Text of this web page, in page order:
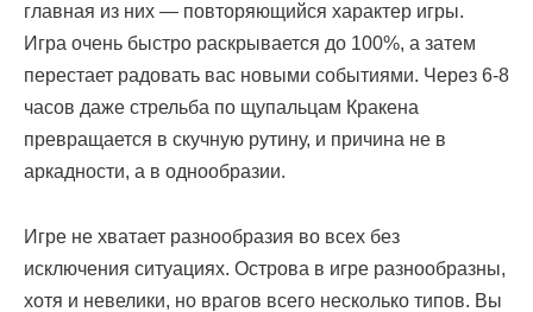
главная из них — повторяющийся характер игры.
Игра очень быстро раскрывается до 100%, а затем
перестает радовать вас новыми событиями. Через 6-8
часов даже стрельба по щупальцам Кракена
превращается в скучную рутину, и причина не в
аркадности, а в однообразии.
Игре не хватает разнообразия во всех без
исключения ситуациях. Острова в игре разнообразны,
хотя и невелики, но врагов всего несколько типов. Вы